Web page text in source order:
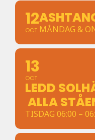
12
OCT MÅNDAG &
13
OCT
LEDD
ALLA
TISDAG 06:00 –